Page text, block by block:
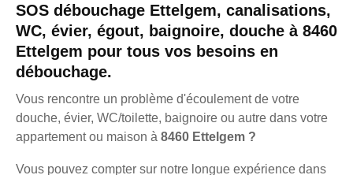
SOS débouchage Ettelgem, canalisations,
WC, évier, égout, baignoire, douche à 8460
Ettelgem pour tous vos besoins en
débouchage.
Vous rencontre un problème d'écoulement de votre
douche, évier, WC/toilette, baignoire ou autre dans votre
appartement ou maison à 8460 Ettelgem ?
Vous pouvez compter sur notre longue expérience dans